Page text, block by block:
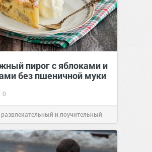
пирог с яблоками и
без пшеничной муки
0
и поучительный
Вчера